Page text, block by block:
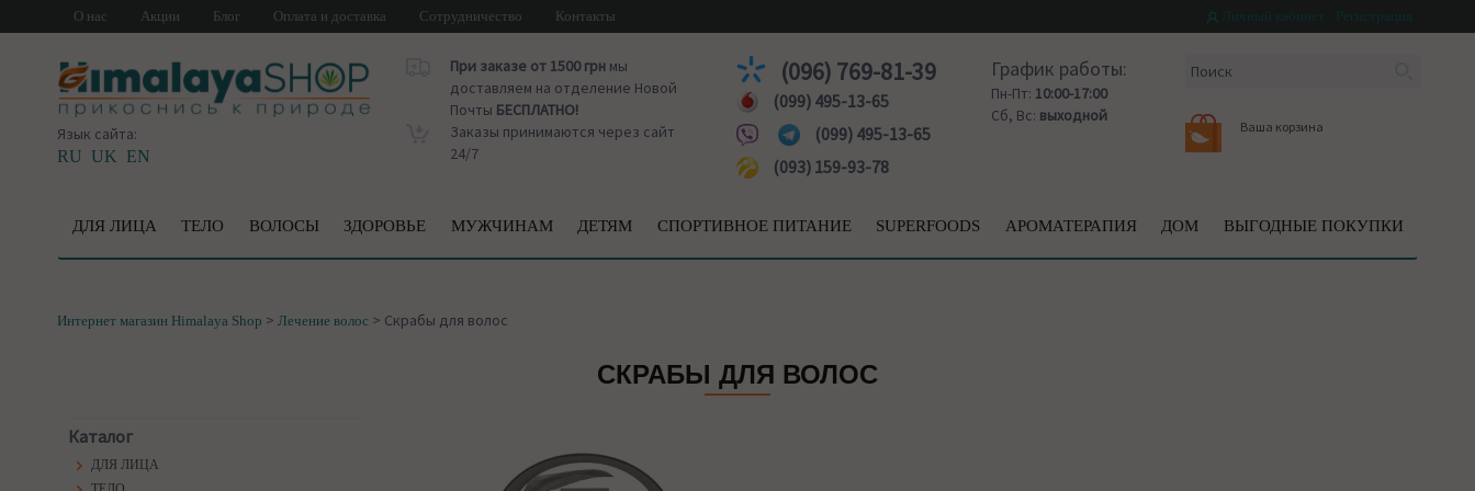
О нас Акции Блог Оплата и доставка Сотрудничество Контакты
Язык сайта:
RU UK EN
При заказе от 1500 грнмы
доставляем на отделение Новой
Почты БЕСПЛАТНО!
Заказы принимаются через сайт
24/7
(096) 769-81-39
(099) 495-13-65
(099) 495-13-65
(093) 159-93-78
График работы:
Пн-Пт: 10:00-17:00
Сб, Вс: выходной
Ваша корзина
ДЛЯ ЛИЦА ТЕЛО ВОЛОСЫ ЗДОРОВЬЕ МУЖЧИНАМ ДЕТЯМ СПОРТИВНОЕ ПИТАНИЕ SUPERFOODS АРОМАТЕРАПИЯ ДОМ ВЫГОДНЫЕ ПОКУПКИ
Интернет магазин Himalaya Shop > Лечение волос > Скрабы для волос
СКРАБЫ ДЛЯ ВОЛОС
Каталог
ДЛЯ ЛИЦА